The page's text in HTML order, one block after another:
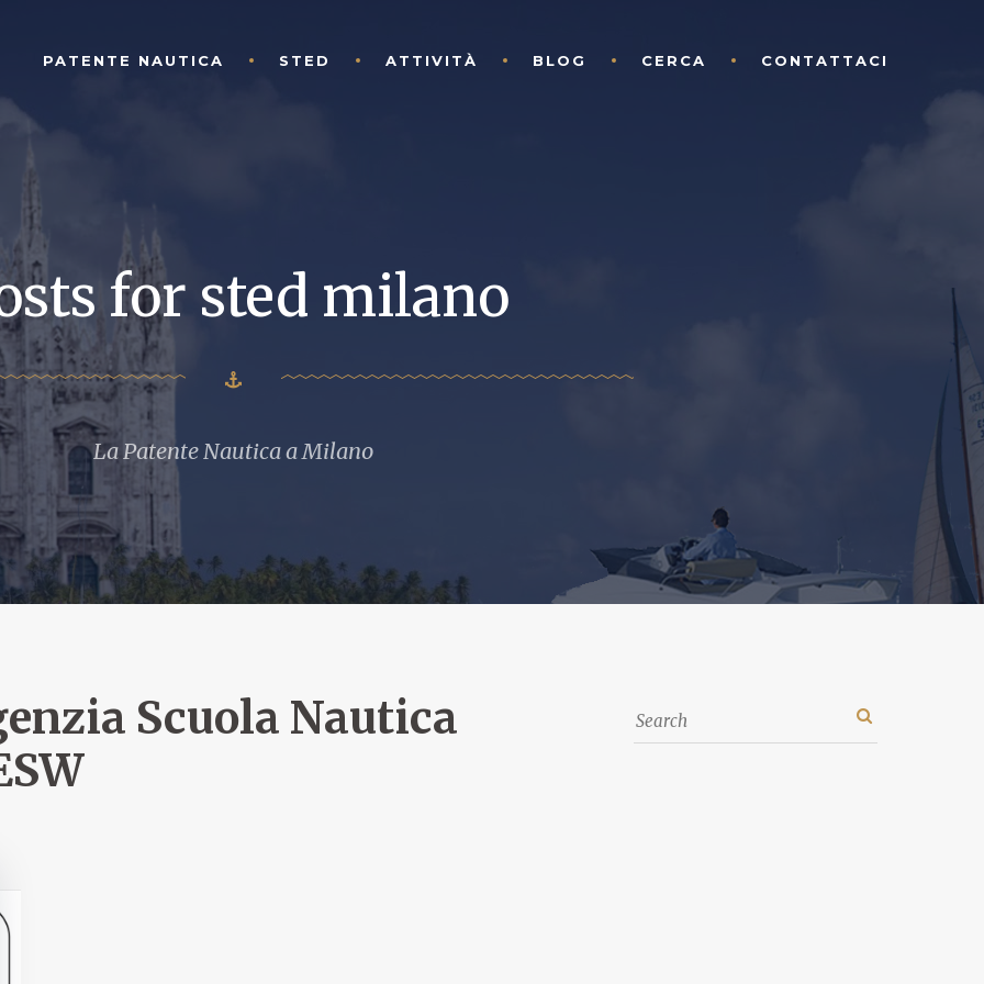
PATENTE NAUTICA STED ATTIVITÀ BLOG CERCA CONTATTACI
for sted milano
La Patente Nautica a Milano
Scuola Nautica